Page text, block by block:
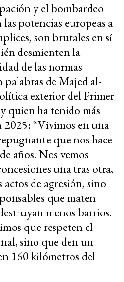
y el bombardeo
potencias europeas a
son brutales en sí
desmienten la
de las normas
de Majed al-
exterior del Primer
quien ha tenido más
2025: “Vivimos en una
que nos hace
años. Nos vemos
una tras otra,
de agresión, sino
que maten
menos barrios.
que respeten el
sino que den un
160 kilómetros del